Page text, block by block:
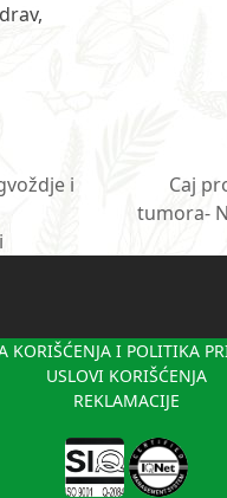
i
next
post:
Caj
tumora-
KORIŠĆENJA I POLITIKA
USLOVI KORIŠĆENJA
REKLAMACIJE